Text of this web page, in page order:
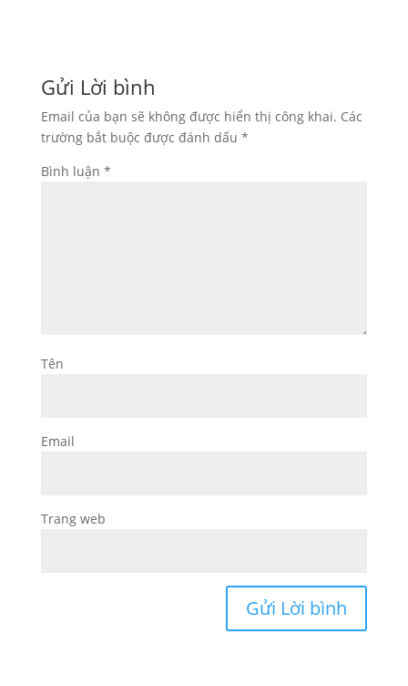
Gửi Lời bình
Email của bạn sẽ không được hiển thị công khai. Các
trường bắt buộc được đánh dấu *
Bình luận *
Tên
Email
Trang web